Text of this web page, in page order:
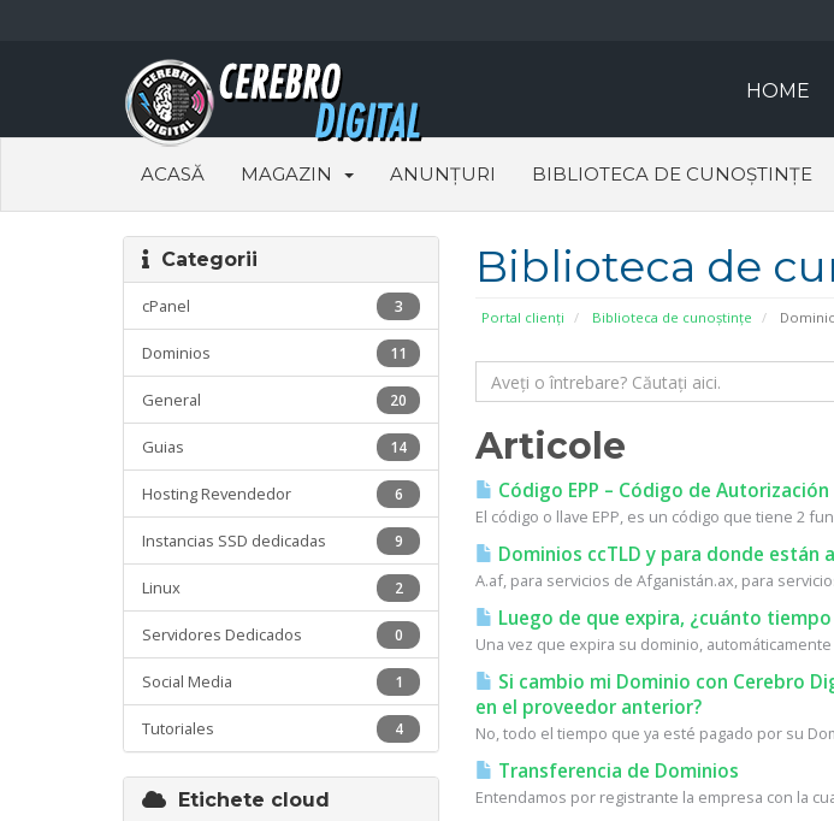
HOME
ACASĂ MAGAZIN ANUNȚURI BIBLIOTECA DE CUNOȘTINȚE
Biblioteca de
Portal clienți Biblioteca de cunoștințe
Categorii
3
cPanel
11
Dominios
20
General
14
Guias
6
Hosting Revendedor
9
Instancias SSD dedicadas
2
Linux
0
Servidores Dedicados
1
Social Media
4
Tutoriales
Articole
Código EPP – Código de
El código o llave EPP, es un código que tiene 2
Dominios ccTLD y para donde están
A.af, para servicios de Afganistán.ax, para
Luego de que expira, ¿cuánto
Una vez que expira su dominio,
Si cambio mi Dominio con Cerebro
en el proveedor anterior?
No, todo el tiempo que ya esté pagado por su
Transferencia de Dominios
Entendamos por registrante la empresa con la
Etichete cloud